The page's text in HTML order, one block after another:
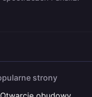
strony